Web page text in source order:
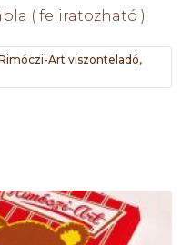
( feliratozható )
Art viszonteladó,